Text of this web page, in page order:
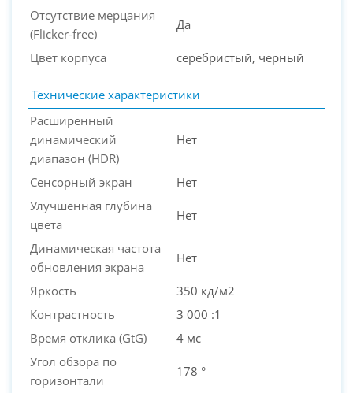
Отсутствие мерцания
(Flicker-free)
Да
Цвет корпуса серебристый, черный
Технические характеристики
Расширенный
динамический
диапазон (HDR)
Нет
Сенсорный экран
Нет
Улучшенная глубина
цвета
Нет
Динамическая частота
обновления экрана
Нет
Яркость
350 кд/м2
Контрастность
3 000 :1
Время отклика (GtG)
4 мс
Угол обзора по
горизонтали
178 °